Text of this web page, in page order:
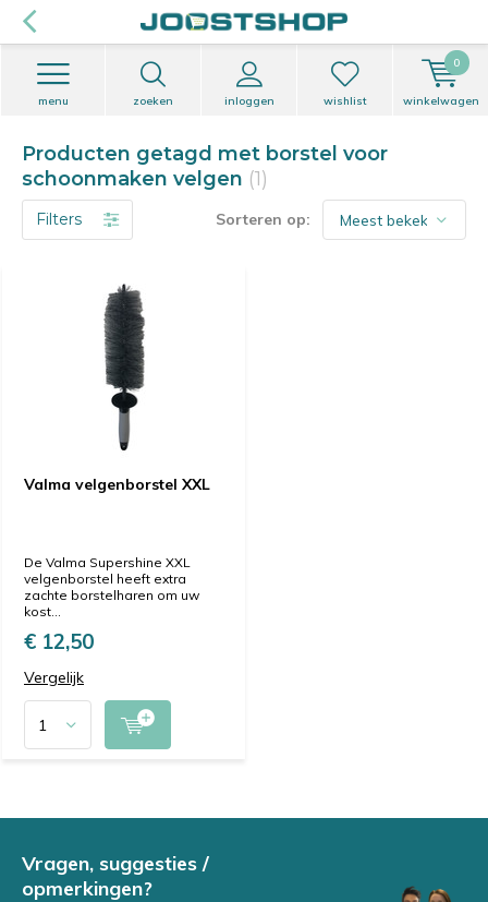
zoeken inloggen
menu wishlist winkelwagen
0
Producten getagd met borstel voor
schoonmaken velgen (1)
Filters Sorteren op:
Valma velgenborstel XXL
De Valma Supershine XXL
velgenborstel heeft extra
zachte borstelharen om uw
kost...
€ 12,50
Vergelijk
Vragen, suggesties /
opmerkingen?